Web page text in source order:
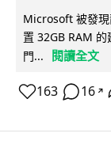
Microsoft 被發現
置 32GB RAM
門...
閱讀全文
163 16 ↗